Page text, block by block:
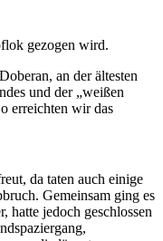
gezogen wird.
an der ältesten
und der „weißen
erreichten wir das
da taten auch einige
Gemeinsam ging es
hatte jedoch geschlossen